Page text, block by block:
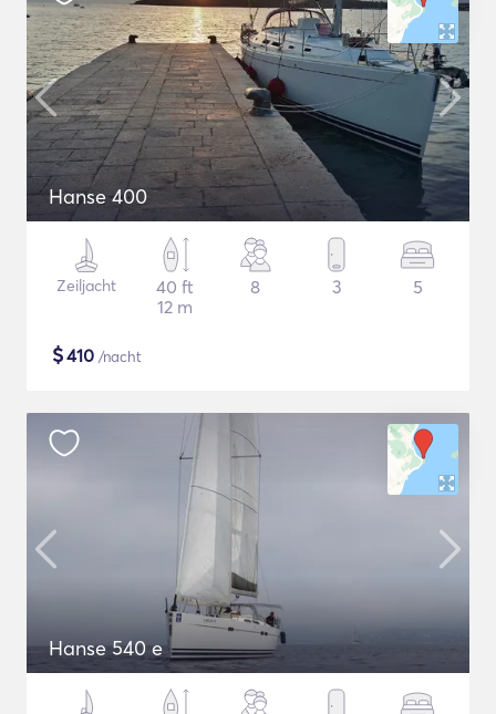
Hanse 400
Zeiljacht
40 ft
12 m
8 3 5
$410 /nacht
Hanse 540 e